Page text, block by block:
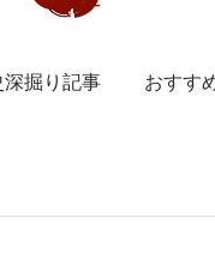
深掘り記事 おすす